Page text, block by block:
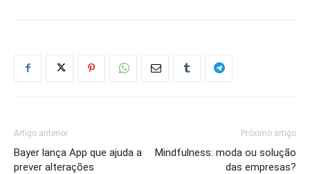
Artigo anterior
Bayer lança App que ajuda a
prever alterações
Próximo artigo
Mindfulness: moda ou solução
das empresas?